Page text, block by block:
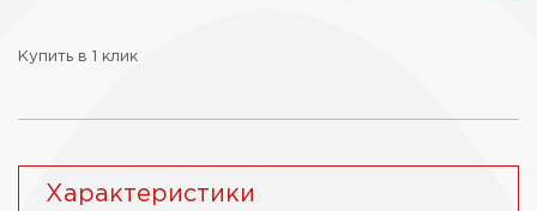
Купить в 1 клик
Характеристики